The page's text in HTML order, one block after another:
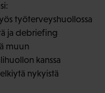
työterveyshuollossa
ja debriefing
muun
kanssa
nykyistä